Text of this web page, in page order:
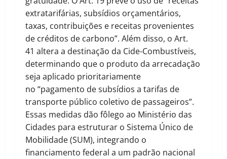
extratarifárias, subsídios orçamentários,
taxas, contribuições e receitas provenientes
de créditos de carbono”. Além disso, o Art.
41 altera a destinação da Cide-Combustíveis,
determinando que o produto da arrecadação
seja aplicado prioritariamente
no “pagamento de subsídios a tarifas de
transporte público coletivo de passageiros”.
Essas medidas dão fôlego ao Ministério das
Cidades para estruturar o Sistema Único de
Mobilidade (SUM), integrando o
financiamento federal a um padrão nacional